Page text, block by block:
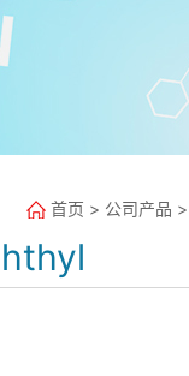
首页 > 公司产品 >